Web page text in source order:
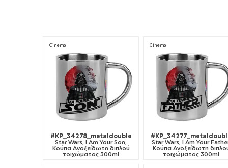
Cinema
#KP_34278_metaldouble
Star Wars, I Am Your Son,
Κούπα Ανοξείδωτη διπλού
τοιχώματος 300ml
Cinema
Star Wars, I Am Your
Κούπα Ανοξείδωτη
τοιχώματος 300ml